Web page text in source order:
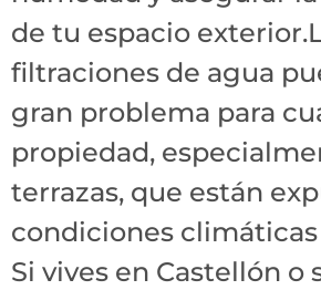
de tu espacio
filtraciones de agua
gran problema para
propiedad,
terrazas, que están
condiciones
Si vives en Castellón o